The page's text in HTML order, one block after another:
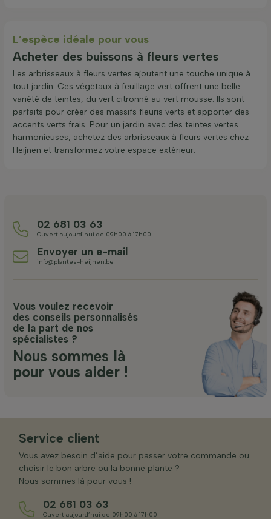
L’espèce idéale pour vous
Acheter des buissons à fleurs vertes
Les arbrisseaux à fleurs vertes ajoutent une touche unique à
tout jardin. Ces végétaux à feuillage vert offrent une belle
variété de teintes, du vert citronné au vert mousse. Ils sont
parfaits pour créer des massifs fleuris verts et apporter des
accents verts frais. Pour un jardin avec des teintes vertes
harmonieuses, achetez des arbrisseaux à fleurs vertes chez
Heijnen et transformez votre espace extérieur.
02 681 03 63
Ouvert aujourd’hui de 09h00 à 17h00
Envoyer un e-mail
info@plantes-heijnen.be
Vous voulez recevoir
des conseils personnalisés
de la part de nos
spécialistes ?
Nous sommes là
pour vous aider !
Service client
Vous avez besoin d’aide pour passer votre commande ou
choisir le bon arbre ou la bonne plante ?
Nous sommes là pour vous !
02 681 03 63
Ouvert aujourd’hui de 09h00 à 17h00